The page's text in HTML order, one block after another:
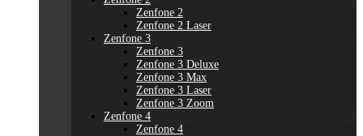
Zenfone 2
Zenfone 2 Laser
Zenfone 3
Zenfone 3
Zenfone 3 Deluxe
Zenfone 3 Max
Zenfone 3 Laser
Zenfone 3 Zoom
Zenfone 4
Zenfone 4